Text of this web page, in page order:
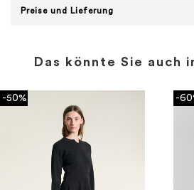
Preise und Lieferung
Das könnte Sie auch
-50% -